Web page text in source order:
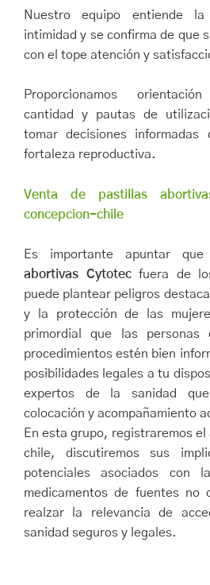
Nuestro equipo entiende
intimidad y se confirma de que
con el tope atención y
Proporcionamos
cantidad y pautas de
tomar decisiones
fortaleza reproductiva.
Venta de pastillas
concepcion-chile
Es importante apuntar
abortivas Cytotecfuera de
puede plantear peligros
y la protección de las
primordial que las personas
procedimientos estén bien
posibilidades legales a tu
expertos de la sanidad
colocación y acompañamiento
En esta grupo, registraremos el
chile, discutiremos sus
potenciales asociados con
medicamentos de fuentes no
realzar la relevancia de
sanidad seguros y legales.